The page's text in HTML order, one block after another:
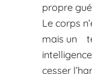
propre
Le corps
mais un
cesser